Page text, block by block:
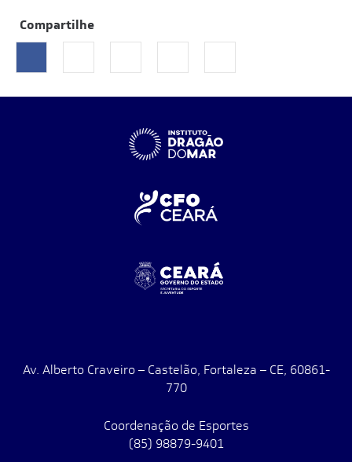
Compartilhe
Av. Alberto Craveiro – Castelão, Fortaleza – CE, 60861-
770
Coordenação de Esportes
(85) 98879-9401